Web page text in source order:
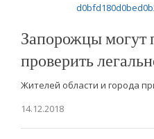
Запорожцы могут
проверить
Жителей области и города
14.12.2018